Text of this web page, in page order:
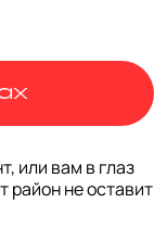
или вам в глаз
район не оставит